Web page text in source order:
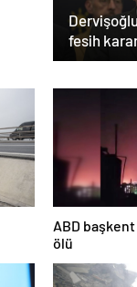
fesih
açıklama
ABD başkent
ölü